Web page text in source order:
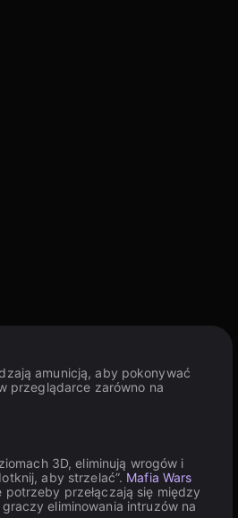
amunicją, aby pokonywać
przeglądarce zarówno na
3D, eliminują wrogów i
aby strzelać”. Mafia Wars
przełączają się między
eliminowania intruzów na